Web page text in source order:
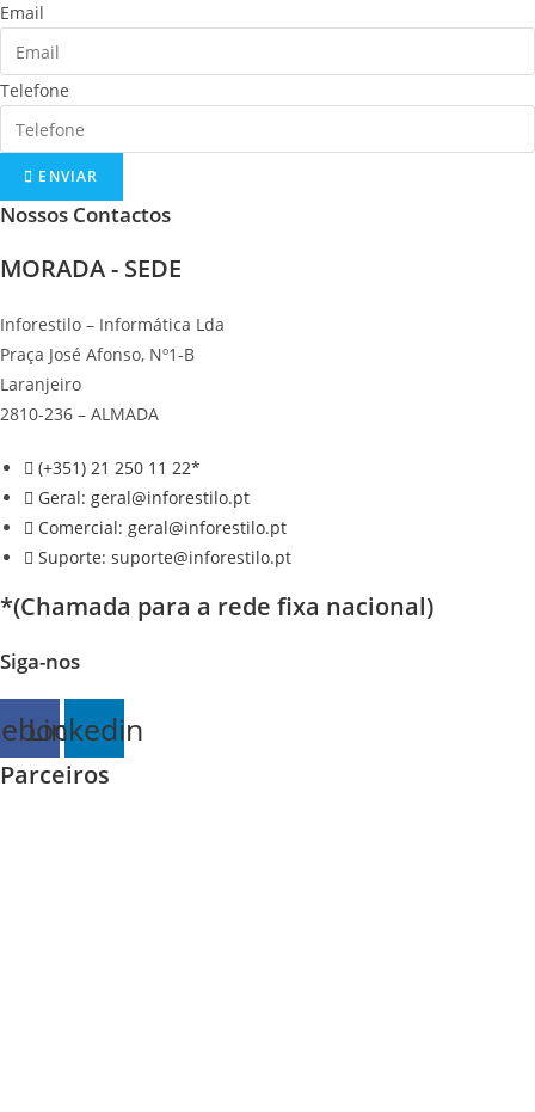
Email
Telefone
ENVIAR
Nossos Contactos
MORADA - SEDE
Inforestilo – Informática Lda
Praça José Afonso, Nº1-B
Laranjeiro
2810-236 – ALMADA
(+351) 21 250 11 22*
Geral: geral@inforestilo.pt
Comercial: geral@inforestilo.pt
Suporte: suporte@inforestilo.pt
*(Chamada para a rede fixa nacional)
Siga-nos
Linkedin
Parceiros